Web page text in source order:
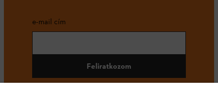
e-mail cím
Feliratkozom